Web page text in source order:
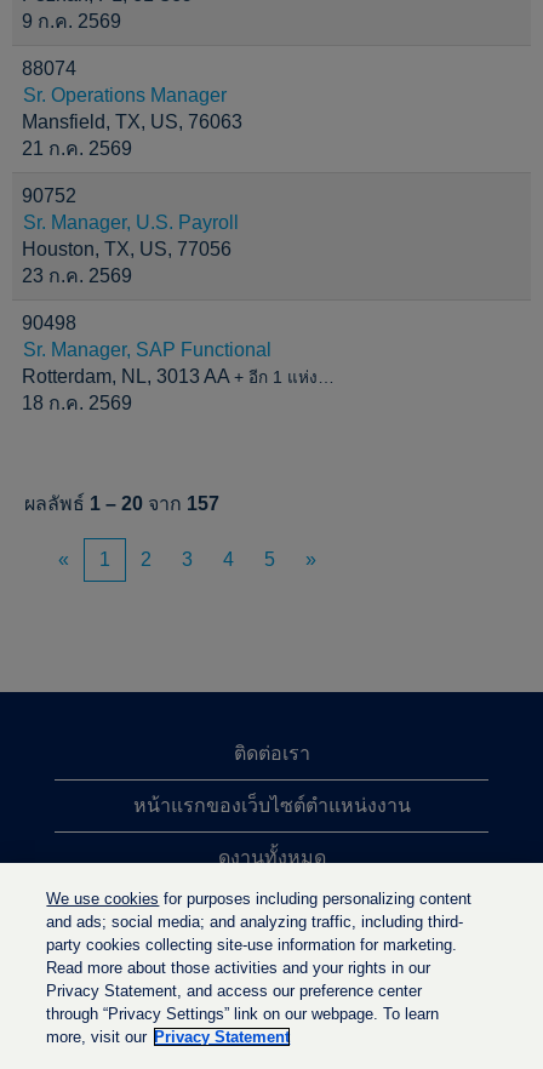
9 ก.ค. 2569
88074
Sr. Operations Manager
Mansfield, TX, US, 76063
21 ก.ค. 2569
90752
Sr. Manager, U.S. Payroll
Houston, TX, US, 77056
23 ก.ค. 2569
90498
Sr. Manager, SAP Functional
Rotterdam, NL, 3013 AA + อีก 1 แห่ง…
18 ก.ค. 2569
ผลลัพธ์ 1 – 20 จาก 157
« 1 2 3 4 5 »
ติดต่อเรา
หน้าแรกของเว็บไซต์ตำแหน่งงาน
ดูงานทั้งหมด
การค้นหาตำแหน่งงานยอดนิยม
นโยบายความเป็นส่วนตัว
We use cookies for purposes including personalizing content
and ads; social media; and analyzing traffic, including third-
party cookies collecting site-use information for marketing.
Read more about those activities and your rights in our
Privacy Statement, and access our preference center
through “Privacy Settings” link on our webpage. To learn
more, visit our Privacy Statement